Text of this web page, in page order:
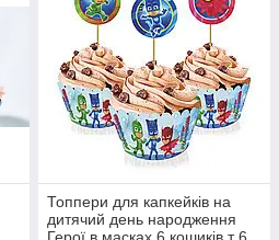
Топпери для капкейків на
дитячий день народження